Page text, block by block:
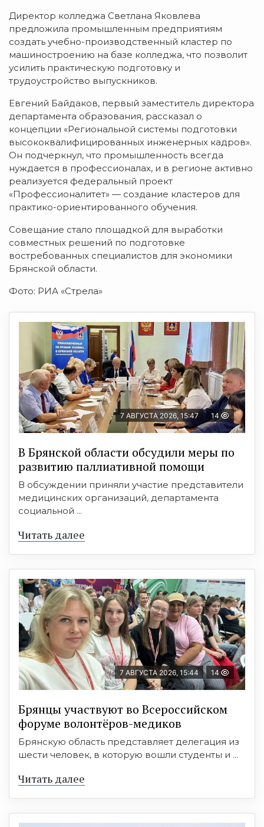
Директор колледжа Светлана Яковлева
предложила промышленным предприятиям
создать учебно-производственный кластер по
машиностроению на базе колледжа, что позволит
усилить практическую подготовку и
трудоустройство выпускников.
Евгений Байдаков, первый заместитель директора
департамента образования, рассказал о
концепции «Региональной системы подготовки
высококвалифицированных инженерных кадров».
Он подчеркнул, что промышленность всегда
нуждается в профессионалах, и в регионе активно
реализуется федеральный проект
«Профессионалитет» — создание кластеров для
практико-ориентированного обучения.
Совещание стало площадкой для выработки
совместных решений по подготовке
востребованных специалистов для экономики
Брянской области.
Фото: РИА «Стрела»
7 АВГУСТА 2026, 15:47 14
В Брянской области обсудили меры по
развитию паллиативной помощи
В обсуждении приняли участие представители
медицинских организаций, департамента
социальной ...
Читать далее
7 АВГУСТА 2026, 15:44 14
Брянцы участвуют во Всероссийском
форуме волонтёров-медиков
Брянскую область представляет делегация из
шести человек, в которую вошли студенты и ...
Читать далее